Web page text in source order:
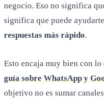
negocio. Eso no significa
significa que puede
respuestas más rápido.
Esto encaja muy bien con lo
guía sobre WhatsApp y
objetivo no es sumar